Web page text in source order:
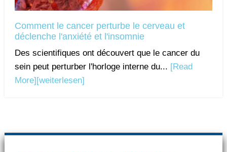
Comment le cancer perturbe le cerveau et
déclenche l'anxiété et l'insomnie
Des scientifiques ont découvert que le cancer du
sein peut perturber l'horloge interne du... [Read
More][weiterlesen]